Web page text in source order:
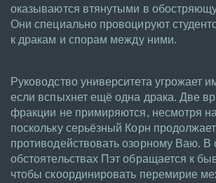
оказываются втянутыми в
Они специально провоцируют
к дракам и спорам между ними.
Руководство университета угрожает
если вспыхнет ещё одна драка. Две
фракции не примиряются, несмотря
поскольку серьёзный Корн продолжает
противодействовать озорному Ваю. В
обстоятельствах Пэт обращается к
чтобы скоординировать перемирие